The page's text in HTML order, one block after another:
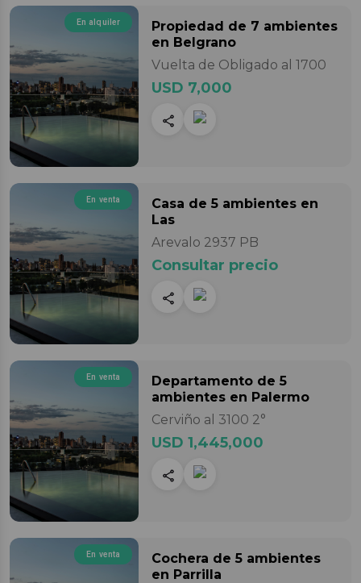
En alquiler Propiedad de 7 ambientes
en Belgrano
Vuelta de Obligado al 1700
USD 7,000
En venta Casa de 5 ambientes en
Las
Arevalo 2937 PB
Consultar precio
En venta Departamento de 5
ambientes en Palermo
Cerviño al 3100 2°
USD 1,445,000
En venta Cochera de 5 ambientes
en Parrilla